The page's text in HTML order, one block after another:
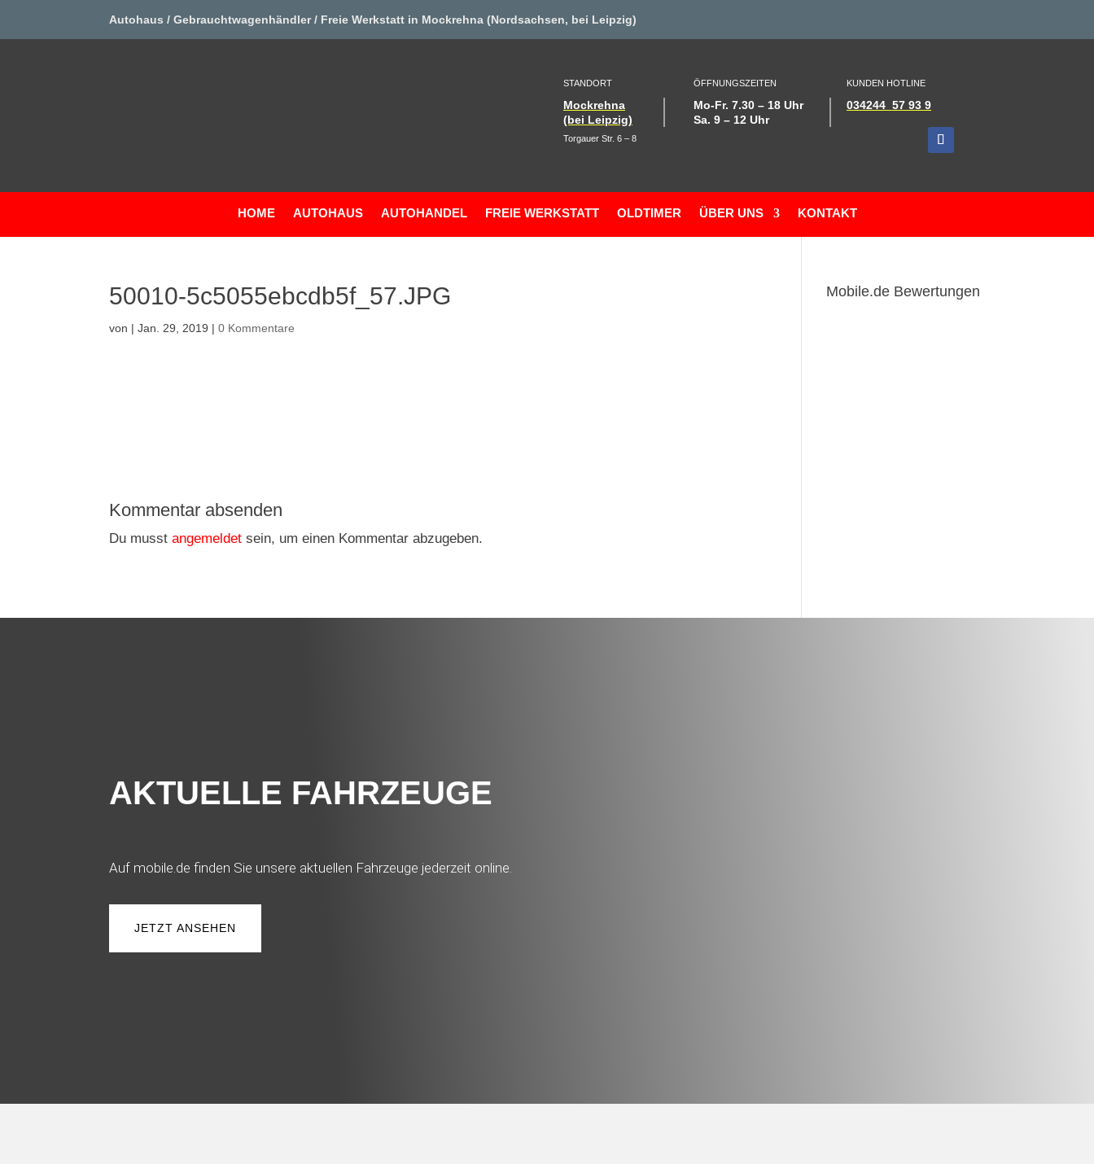
Autohaus / Gebrauchtwagenhändler / Freie Werkstatt in Mockrehna (Nordsachsen, bei Leipzig)
STANDORT
Mockrehna
(bei Leipzig)
Torgauer Str. 6 – 8
ÖFFNUNGSZEITEN
Mo-Fr. 7.30 – 18 Uhr
Sa. 9 – 12 Uhr
KUNDEN HOTLINE
034244 57 93 9
HOME AUTOHAUS AUTOHANDEL FREIE WERKSTATT OLDTIMER ÜBER UNS KONTAKT
50010-5c5055ebcdb5f_57.JPG
von |Jan. 29, 2019 |0 Kommentare
Kommentar absenden
Du musstangemeldet sein, um einen Kommentar abzugeben.
Mobile.de Bewertungen
AKTUELLE FAHRZEUGE
Auf mobile.de finden Sie unsere aktuellen Fahrzeuge jederzeit online.
JETZT ANSEHEN